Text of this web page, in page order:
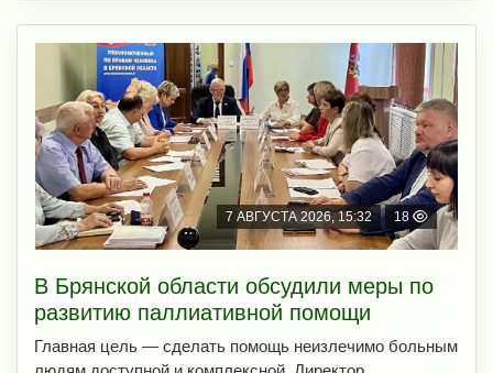
7 АВГУСТА 2026, 15:32 18
В Брянской области обсудили меры по
развитию паллиативной помощи
Главная цель — сделать помощь неизлечимо больным